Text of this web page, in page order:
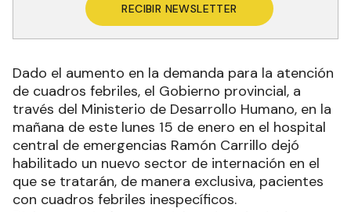
RECIBIR NEWSLETTER
Dado el aumento en la demanda para la atención
de cuadros febriles, el Gobierno provincial, a
través del Ministerio de Desarrollo Humano, en la
mañana de este lunes 15 de enero en el hospital
central de emergencias Ramón Carrillo dejó
habilitado un nuevo sector de internación en el
que se tratarán, de manera exclusiva, pacientes
con cuadros febriles inespecíficos.